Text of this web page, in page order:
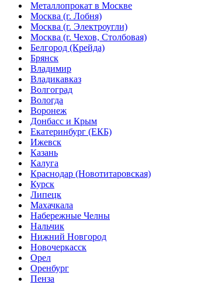
Металлопрокат в Москве
Москва (г. Лобня)
Москва (г. Электроугли)
Москва (г. Чехов, Столбовая)
Белгород (Крейда)
Брянск
Владимир
Владикавказ
Волгоград
Вологда
Воронеж
Донбасс и Крым
Екатеринбург (ЕКБ)
Ижевск
Казань
Калуга
Краснодар (Новотитаровская)
Курск
Липецк
Махачкала
Набережные Челны
Нальчик
Нижний Новгород
Новочеркасск
Орел
Оренбург
Пенза